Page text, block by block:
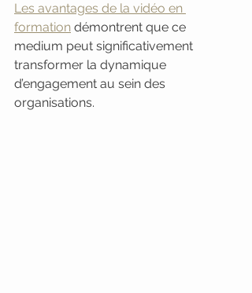
Les avantages de la vidéo en
formation démontrent que ce
medium peut significativement
transformer la dynamique
d’engagement au sein des
organisations.